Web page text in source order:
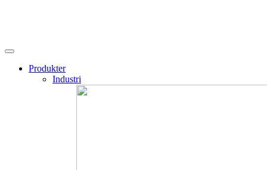
Produkter
Industri